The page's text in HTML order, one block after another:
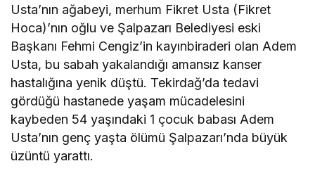
Usta’nın ağabeyi, merhum Fikret Usta (Fikret
Hoca)’nın oğlu ve Şalpazarı Belediyesi eski
Başkanı Fehmi Cengiz’in kayınbiraderi olan Adem
Usta, bu sabah yakalandığı amansız kanser
hastalığına yenik düştü. Tekirdağ’da tedavi
gördüğü hastanede yaşam mücadelesini
kaybeden 54 yaşındaki 1 çocuk babası Adem
Usta’nın genç yaşta ölümü Şalpazarı’nda büyük
üzüntü yarattı.